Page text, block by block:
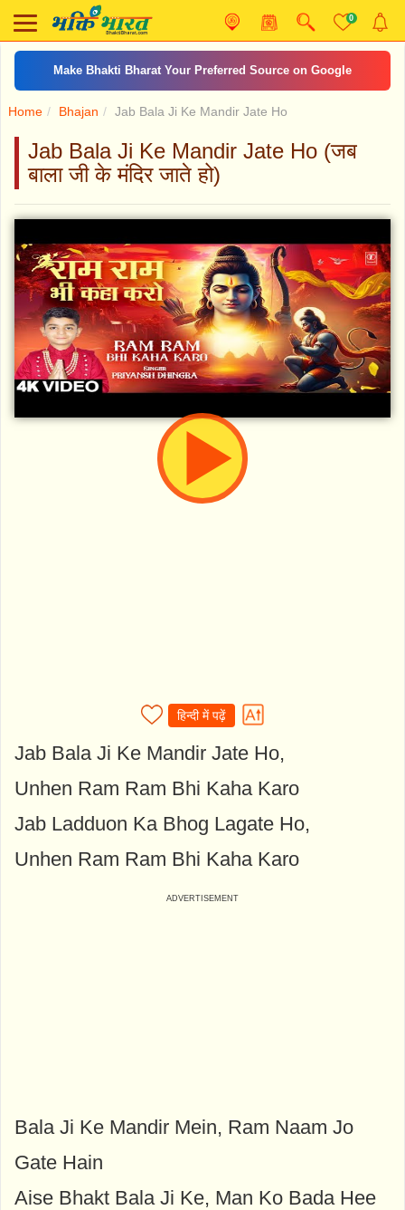
0
Make Bhakti Bharat Your Preferred Source on Google
Home Bhajan Jab Bala Ji Ke Mandir Jate Ho
Jab Bala Ji Ke Mandir Jate Ho (जब
बाला जी के मंदिर जाते हो)
हिन्दी में पढ़ें
Jab Bala Ji Ke Mandir Jate Ho,
Unhen Ram Ram Bhi Kaha Karo
Jab Ladduon Ka Bhog Lagate Ho,
Unhen Ram Ram Bhi Kaha Karo
Bala Ji Ke Mandir Mein, Ram Naam Jo
Gate Hain
Aise Bhakt Bala Ji Ke, Man Ko Bada Hee